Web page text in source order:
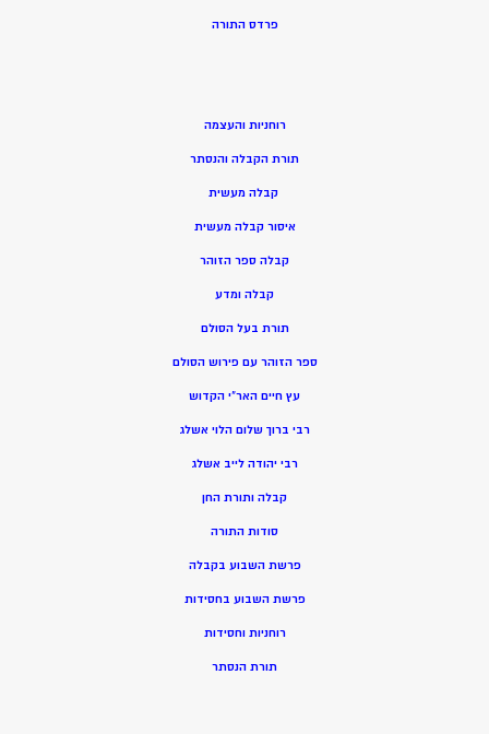
פרדס התורה
רוחניות והעצמה
תורת הקבלה והנסתר
קבלה מעשית
איסור קבלה מעשית
קבלה ספר הזוהר
קבלה ומדע
תורת בעל הסולם
ספר הזוהר עם פירוש הסולם
עץ חיים האר”י הקדוש
רבי ברוך שלום הלוי אשלג
רבי יהודה לייב אשלג
קבלה ותורת החן
סודות התורה
פרשת השבוע בקבלה
פרשת השבוע בחסידות
רוחניות וחסידות
תורת הנסתר